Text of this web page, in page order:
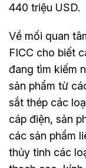
440 triệu USD.
Về mối quan
FICC cho biết
đang tìm kiếm
sản phẩm từ
sắt thép các
cáp điện, sản
các sản phẩm
thủy tinh các